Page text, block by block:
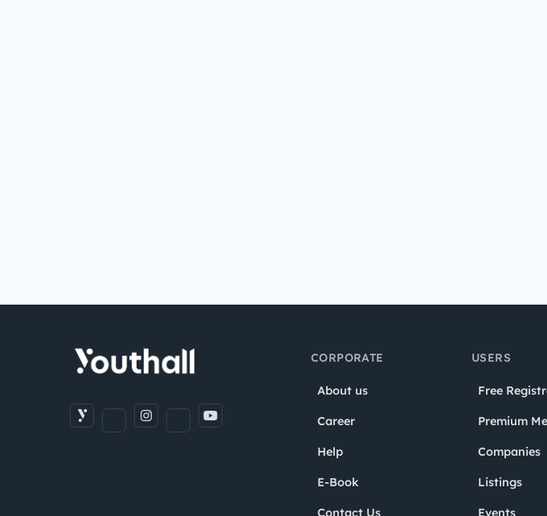
CORPORATE
About us
Career
Help
E-Book
Contact Us
USERS
Free
Premium
Companies
Listings
Events